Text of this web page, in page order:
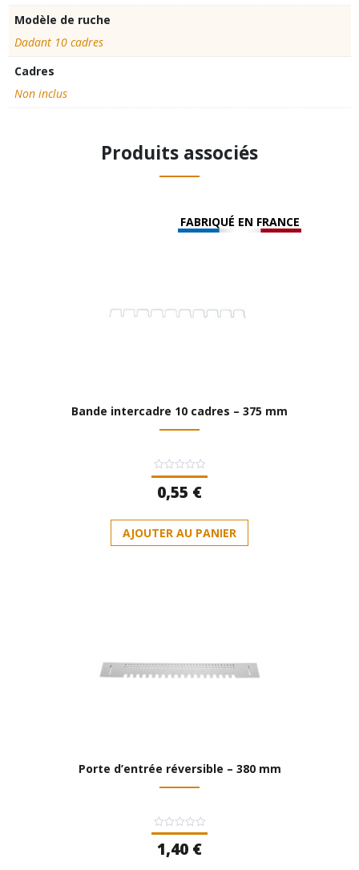
Modèle de ruche
Dadant 10 cadres
Cadres
Non inclus
Produits associés
FABRIQUÉ EN FRANCE
Bande intercadre 10 cadres – 375 mm
Note
0
sur
0,55 €
AJOUTER AU PANIER
Porte d’entrée réversible – 380 mm
Note
0
sur
1,40 €